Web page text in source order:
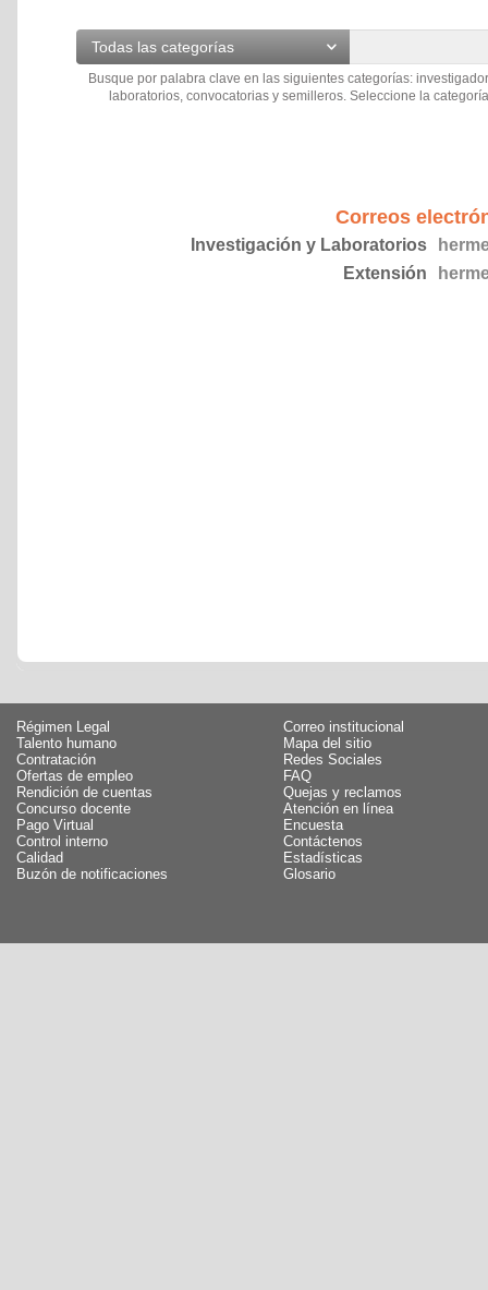
Todas las categorías
Busque por palabra clave en las siguientes categorías:
laboratorios, convocatorias y semilleros. Seleccione la
Correos
Investigación y Laboratorios
Extensión
Régimen Legal
Talento humano
Contratación
Ofertas de empleo
Rendición de cuentas
Concurso docente
Pago Virtual
Control interno
Calidad
Buzón de notificaciones
Correo institucional
Mapa del sitio
Redes Sociales
FAQ
Quejas y reclamos
Atención en línea
Encuesta
Contáctenos
Estadísticas
Glosario